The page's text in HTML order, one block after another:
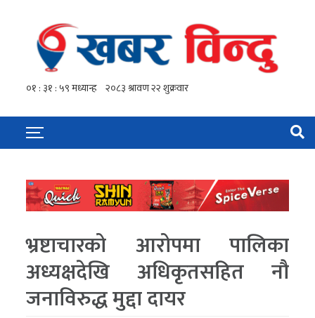
भ्रष्टाचारको आरोपमा पालिका
अध्यक्षदेखि अधिकृतसहित नौ
जनाविरुद्ध मुद्दा दायर